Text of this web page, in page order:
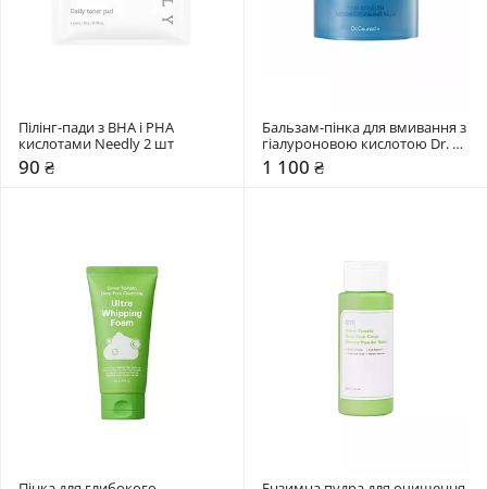
Пілінг-пади з BHA і PHA
кислотами Needly 2 шт
90 ₴
Бальзам-пінка для вмивання з
гіалуроновою кислотою Dr.
Ceuracle 100 мл
1 100 ₴